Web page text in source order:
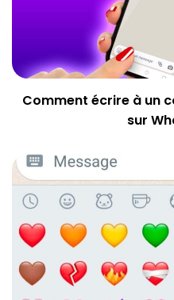
Comment écrire à un
sur